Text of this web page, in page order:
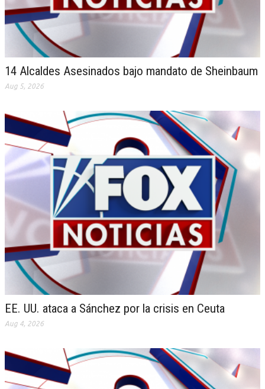
14 Alcaldes Asesinados bajo mandato de Sheinbaum
Aug 5, 2026
EE. UU. ataca a Sánchez por la crisis en Ceuta
Aug 4, 2026